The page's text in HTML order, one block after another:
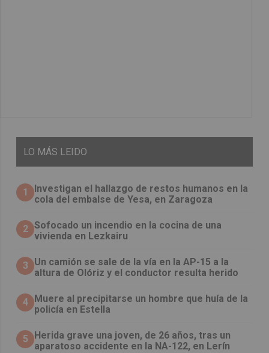
LO MÁS LEIDO
1
Investigan el hallazgo de restos humanos en la
cola del embalse de Yesa, en Zaragoza
2 Sofocado un incendio en la cocina de una
vivienda en Lezkairu
3
Un camión se sale de la vía en la AP-15 a la
altura de Olóriz y el conductor resulta herido
4 Muere al precipitarse un hombre que huía de la
policía en Estella
5
Herida grave una joven, de 26 años, tras un
aparatoso accidente en la NA-122, en Lerín